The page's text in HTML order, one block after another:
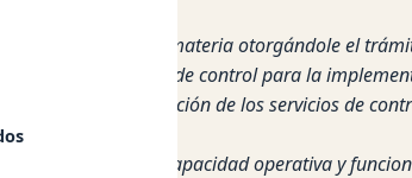
sobre la materia otorgándole el
de informes de control para la
para la realización de los servicios de
de acuerdo a la capacidad operativa y